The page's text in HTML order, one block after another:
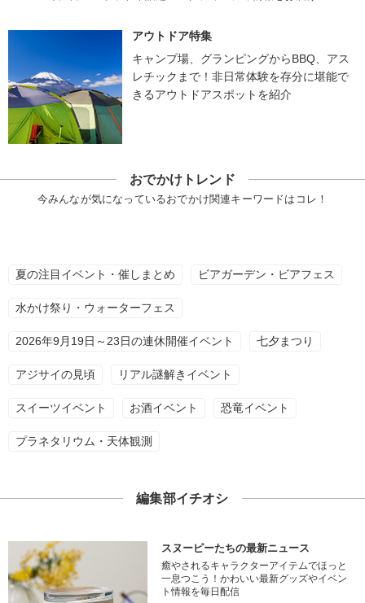
アウトドア特集
キャンプ場、グランピングからBBQ、アス
レチックまで！非日常体験を存分に堪能で
きるアウトドアスポットを紹介
おでかけトレンド
今みんなが気になっているおでかけ関連キーワードはコレ！
夏の注目イベント・催しまとめ ビアガーデン・ビアフェス
水かけ祭り・ウォーターフェス
2026年9月19日～23日の連休開催イベント 七夕まつり
アジサイの見頃 リアル謎解きイベント
スイーツイベント お酒イベント 恐竜イベント
プラネタリウム・天体観測
編集部イチオシ
スヌーピーたちの最新ニュース
癒やされるキャラクターアイテムでほっと
一息つこう！かわいい最新グッズやイベン
ト情報を毎日配信